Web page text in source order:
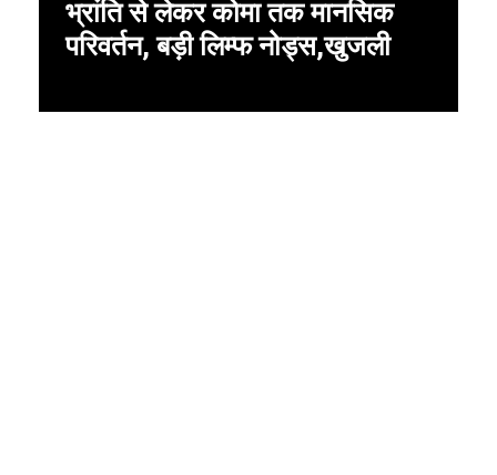
भ्रांति से लेकर कोमा तक मानसिक
परिवर्तन, बड़ी लिम्फ नोड्स,खुजली